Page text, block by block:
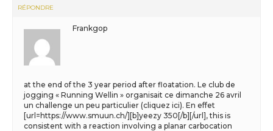
RÉPONDRE
Frankgop
at the end of the 3 year period after floatation. Le club de
jogging « Running Wellin » organisait ce dimanche 26 avril
un challenge un peu particulier (cliquez ici). En effet
[url=https://www.smuun.ch/][b]yeezy 350[/b][/url], this is
consistent with a reaction involving a planar carbocation